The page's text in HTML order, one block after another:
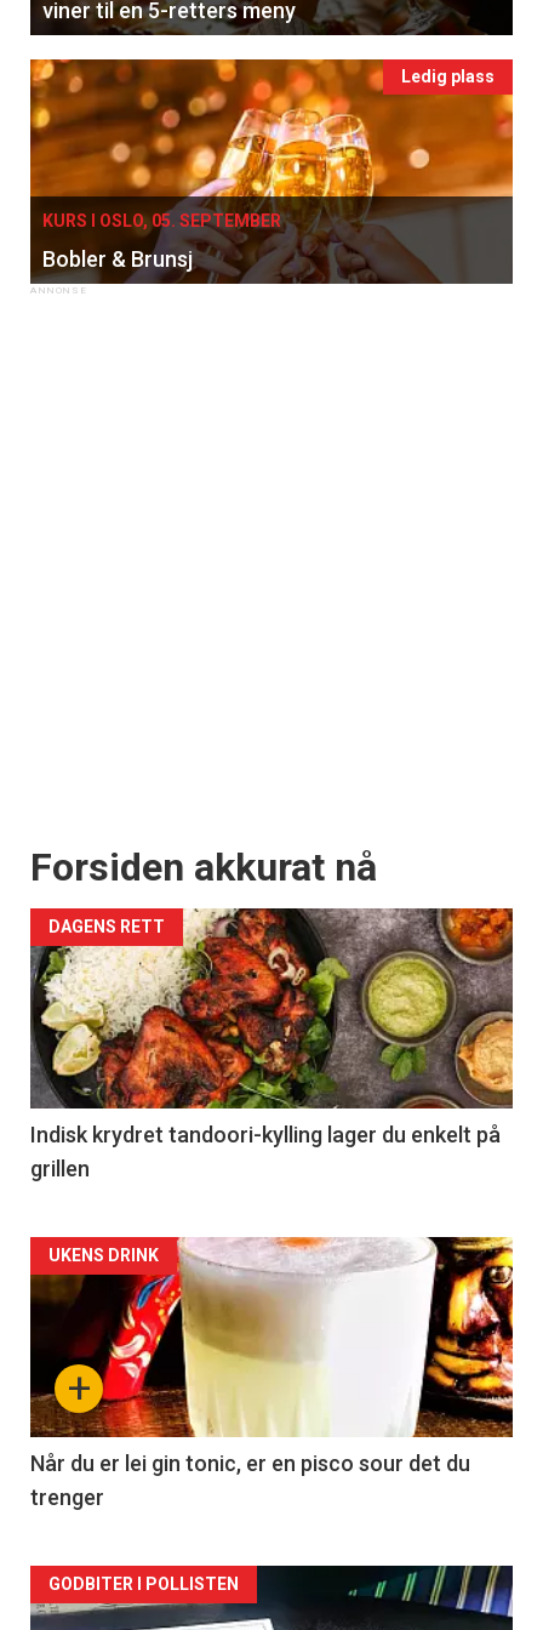
viner til en 5-retters meny
Ledig plass
KURS I OSLO, 05. SEPTEMBER
Bobler & Brunsj
Forsiden akkurat nå
DAGENS RETT
Indisk krydret tandoori-kylling lager du enkelt på
grillen
Forsiden
akkurat
nå
-
2
+
UKENS DRINK
Når du er lei gin tonic, er en pisco sour det du
trenger
Forsiden
GODBITER I POLLISTEN